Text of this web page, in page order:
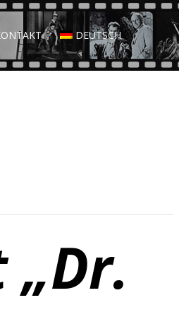
DEUTSCH